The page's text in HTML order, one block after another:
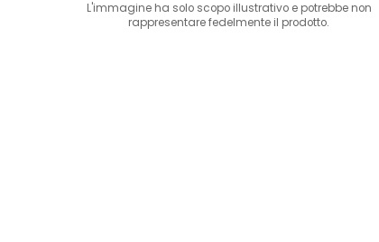
L'immagine ha solo scopo illustrativo e potrebbe non
rappresentare fedelmente il prodotto.